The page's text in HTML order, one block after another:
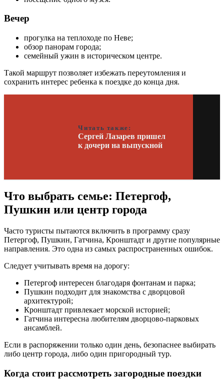
Вечер
прогулка на теплоходе по Неве;
обзор панорам города;
семейный ужин в историческом центре.
Такой маршрут позволяет избежать переутомления и
сохранить интерес ребенка к поездке до конца дня.
Читать также:
Сергей Лазарев пришел
к дочери на выпускной
Что выбрать семье: Петергоф,
Пушкин или центр города
Часто туристы пытаются включить в программу сразу
Петергоф, Пушкин, Гатчина, Кронштадт и другие популярные
направления. Это одна из самых распространенных ошибок.
Следует учитывать время на дорогу:
Петергоф интересен благодаря фонтанам и парка;
Пушкин подходит для знакомства с дворцовой
архитектурой;
Кронштадт привлекает морской историей;
Гатчина интересна любителям дворцово-парковых
ансамблей.
Если в распоряжении только один день, безопаснее выбирать
либо центр города, либо один пригородный тур.
Когда стоит рассмотреть загородные поездки